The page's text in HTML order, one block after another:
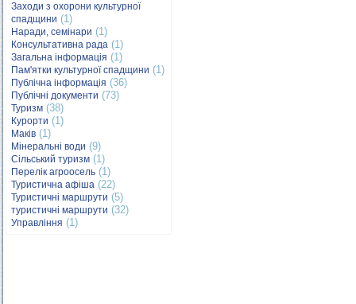
Заходи з охорони культурної
спадщини (1)
Наради, семінари (1)
Консультативна рада (1)
Загальна інформація (1)
Пам'ятки культурної спадщини (1)
Публічна інформація (36)
Публічні документи (73)
Туризм (38)
Курорти (1)
Маків (1)
Мінеральні води (9)
Сільський туризм (1)
Перелік агроосель (1)
Туристична афіша (22)
Туристичні маршрути (5)
туристичні маршрути (32)
Управління (1)